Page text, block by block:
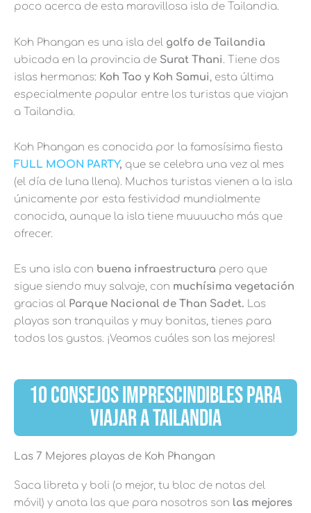
poco acerca de esta maravillosa isla de Tailandia.
Koh Phangan es una isla del golfo de Tailandia
ubicada en la provincia de Surat Thani. Tiene dos
islas hermanas: Koh Tao y Koh Samui, esta última
especialmente popular entre los turistas que viajan
a Tailandia.
Koh Phangan es conocida por la famosísima fiesta
FULL MOON PARTY, que se celebra una vez al mes
(el día de luna llena). Muchos turistas vienen a la isla
únicamente por esta festividad mundialmente
conocida, aunque la isla tiene muuuucho más que
ofrecer.
Es una isla con buena infraestructura pero que
sigue siendo muy salvaje, con muchísima vegetación
gracias al Parque Nacional de Than Sadet. Las
playas son tranquilas y muy bonitas, tienes para
todos los gustos. ¡Veamos cuáles son las mejores!
10 CONSEJOS IMPRESCINDIBLES PARA
VIAJAR A TAILANDIA
Las 7 Mejores playas de Koh Phangan
Saca libreta y boli (o mejor, tu bloc de notas del
móvil) y anota las que para nosotros son las mejores